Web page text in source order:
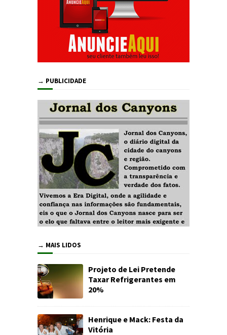
→ PUBLICIDADE
→ MAIS LIDOS
Projeto de Lei Pretende
Taxar Refrigerantes em
20%
Henrique e Mack: Festa da
Vitória